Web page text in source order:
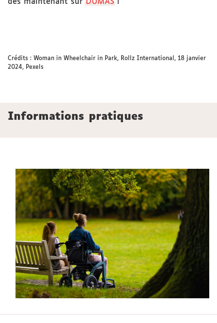
dès maintenant sur DUMAS !
Crédits : Woman in Wheelchair in Park, Rollz International, 18 janvier
2024, Pexels
Informations pratiques